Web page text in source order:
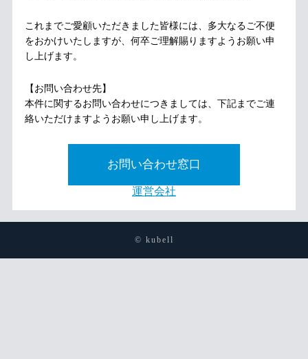
これまでご愛顧いただきました皆様には、多大なるご不便
をおかけいたしますが、何卒ご理解賜りますようお願い申
し上げます。
【お問い合わせ先】
本件に関するお問い合わせにつきましては、下記までご連
絡いただけますようお願い申し上げます。
お問い合わせ窓口
運営会社
© kubell